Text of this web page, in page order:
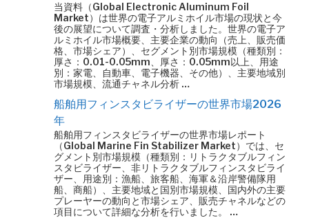
当資料（Global Electronic Aluminum Foil
Market）は世界の電子アルミホイル市場の現状と今
後の展望について調査・分析しました。世界の電子ア
ルミホイル市場概要、主要企業の動向（売上、販売価
格、市場シェア）、セグメント別市場規模（種類別：
厚さ：0.01-0.05mm、厚さ：0.05mm以上、用途
別：家電、自動車、電子機器、その他）、主要地域別
市場規模、流通チャネル分析 …
船舶用フィンスタビライザーの世界市場2026
年
船舶用フィンスタビライザーの世界市場レポート
（Global Marine Fin Stabilizer Market）では、セ
グメント別市場規模（種類別：リトラクタブルフィン
スタビライザー、非リトラクタブルフィンスタビライ
ザー、用途別：漁船、旅客船、海軍＆沿岸警備隊用
船、商船）、主要地域と国別市場規模、国内外の主要
プレーヤーの動向と市場シェア、販売チャネルなどの
項目について詳細な分析を行いました。 …